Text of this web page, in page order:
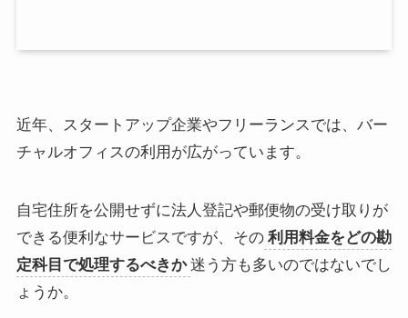
近年、スタートアップ企業やフリーランスでは、バー
チャルオフィスの利用が広がっています。
自宅住所を公開せずに法人登記や郵便物の受け取りが
できる便利なサービスですが、その 利用料金をどの勘
定科目で処理するべきか 迷う方も多いのではないでし
ょうか。